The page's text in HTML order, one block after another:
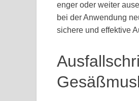
enger oder weiter
bei der Anwendung
sichere und effektive